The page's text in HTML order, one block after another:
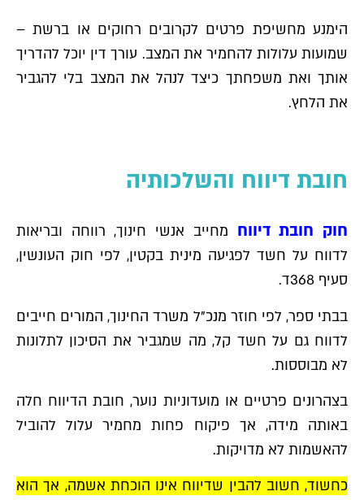
הימנע מחשיפת פרטים לקרובים רחוקים או ברשת –
שמועות עלולות להחמיר את המצב. עורך דין יוכל להדריך
אותך ואת משפחתך כיצד לנהל את המצב בלי להגביר
את הלחץ.
חובת דיווח והשלכותיה
חוק חובת דיווח מחייב אנשי חינוך, רווחה ובריאות
לדווח על חשד לפגיעה מינית בקטין, לפי חוק העונשין,
סעיף 368ד.
בבתי ספר, לפי חוזר מנכ"ל משרד החינוך, המורים חייבים
לדווח גם על חשד קל, מה שמגביר את הסיכון לתלונות
לא מבוססות.
בצהרונים פרטיים או מועדוניות נוער, חובת הדיווח חלה
באותה מידה, אך פיקוח פחות מחמיר עלול להוביל
להאשמות לא מדויקות.
כחשוד, חשוב להבין שדיווח אינו הוכחת אשמה, אך הוא